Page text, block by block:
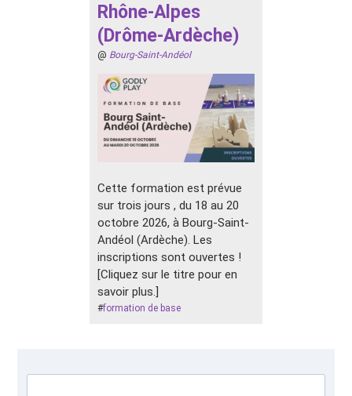
Rhône-Alpes
(Drôme-Ardèche)
@ Bourg-Saint-Andéol
Cette formation est prévue
sur trois jours , du 18 au 20
octobre 2026, à Bourg-Saint-
Andéol (Ardèche). Les
inscriptions sont ouvertes !
[Cliquez sur le titre pour en
savoir plus.]
#formation de base